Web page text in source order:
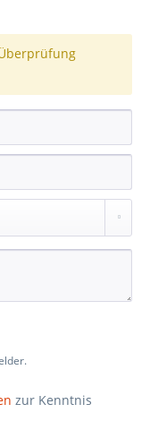
zur Kenntnis